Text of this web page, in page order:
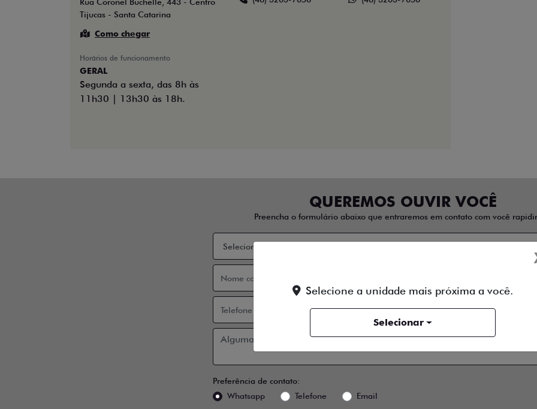
Tijucas - Santa Catarina
Como chegar
Horários de funcionamento
GERAL
Segunda a sexta, das 8h às
11h30 | 13h30 às 18h.
QUEREMOS OUVIR VOCÊ
Preencha o formulário abaixo que entraremos em contato com você
Preferência de contato:
Whatsapp
Telefone Email
Selecione a unidade mais próxima a você.
Selecionar